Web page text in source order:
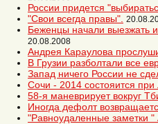
России придется
"Свои всегда правы".
Беженцы начали выезжать
20.08.2008
Андрея Караулова
В Грузии разболтали все
Запад ничего России не
Сочи - 2014 состояится
58-я маневрирует вокруг
Иногда дефолт
"Равноудаленные заметки